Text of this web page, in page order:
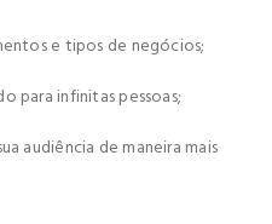
e tipos de negócios;
para infinitas pessoas;
audiência de maneira mais